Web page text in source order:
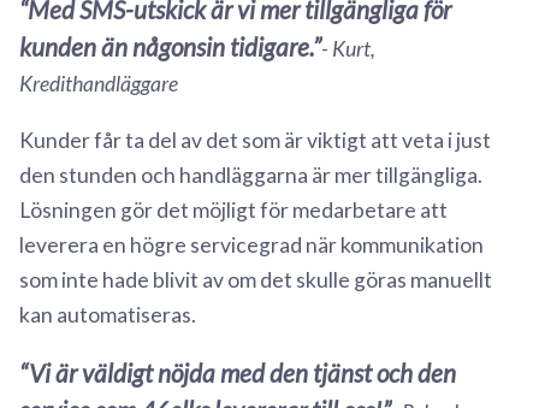
Med SMS-utskick är vi mer tillgängliga för
kunden än någonsin tidigare. - Kurt,
Kredithandläggare
Kunder får ta del av det som är viktigt att veta i just
den stunden och handläggarna är mer tillgängliga.
Lösningen gör det möjligt för medarbetare att
leverera en högre servicegrad när kommunikation
som inte hade blivit av om det skulle göras manuellt
kan automatiseras.
Vi är väldigt nöjda med den tjänst och den